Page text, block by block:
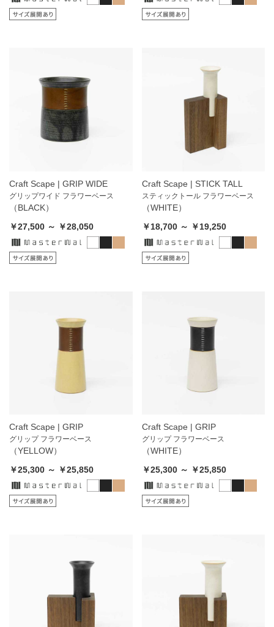
Craft Scape | GRIP WIDE
グリップワイド フラワーベース
（BLACK）
￥27,500 ～ ￥28,050
Craft Scape | STICK TALL
スティックトール フラワーベース
（WHITE）
￥18,700 ～ ￥19,250
Craft Scape | GRIP
グリップ フラワーベース
（YELLOW）
￥25,300 ～ ￥25,850
Craft Scape | GRIP
グリップ フラワーベース
（WHITE）
￥25,300 ～ ￥25,850